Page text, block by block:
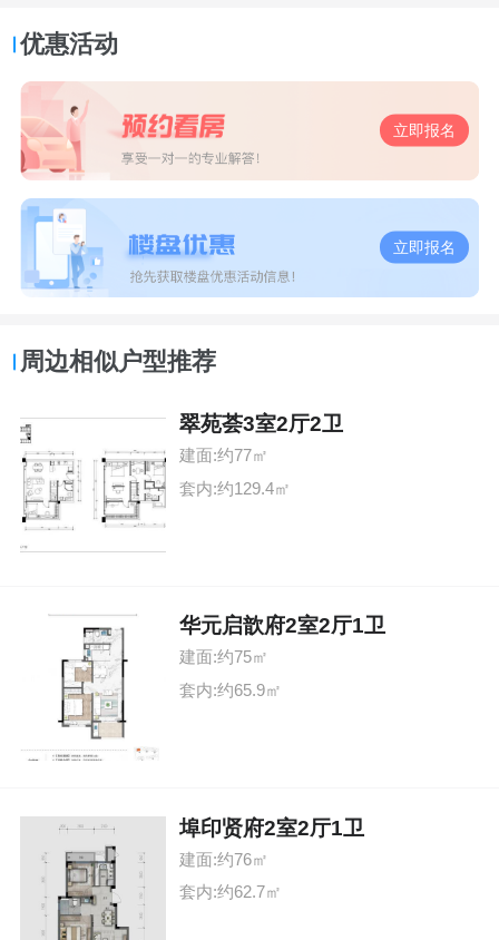
优惠活动
立即报名
立即报名
周边相似户型推荐
翠苑荟3室2厅2卫
建面:约77㎡
套内:约129.4㎡
华元启歆府2室2厅1卫
建面:约75㎡
套内:约65.9㎡
埠印贤府2室2厅1卫
建面:约76㎡
套内:约62.7㎡